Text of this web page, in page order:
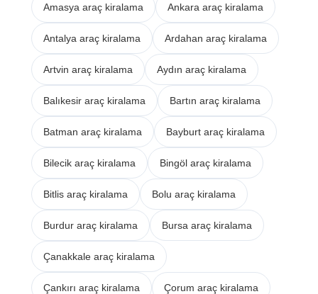
Amasya araç kiralama Ankara araç kiralama
Antalya araç kiralama Ardahan araç kiralama
Artvin araç kiralama Aydın araç kiralama
Balıkesir araç kiralama Bartın araç kiralama
Batman araç kiralama Bayburt araç kiralama
Bilecik araç kiralama Bingöl araç kiralama
Bitlis araç kiralama Bolu araç kiralama
Burdur araç kiralama Bursa araç kiralama
Çanakkale araç kiralama
Çankırı araç kiralama Çorum araç kiralama